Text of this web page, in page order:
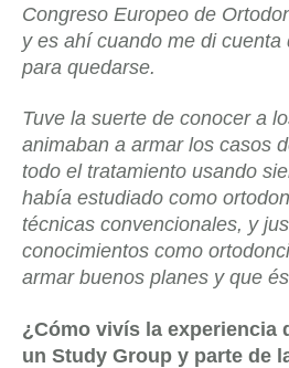
Congreso Europeo de
y es ahí cuando me di cuenta
para quedarse.
Tuve la suerte de conocer a
animaban a armar los casos
todo el tratamiento usando
había estudiado como
técnicas convencionales, y
conocimientos como
armar buenos planes y que
¿Cómo vivís la experiencia
un Study Group y parte de